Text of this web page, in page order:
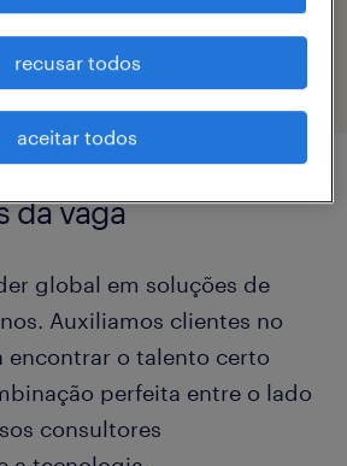
da vaga
global em soluções de
Auxiliamos clientes no
encontrar o talento certo
perfeita entre o lado
consultores
recusar todos
aceitar todos